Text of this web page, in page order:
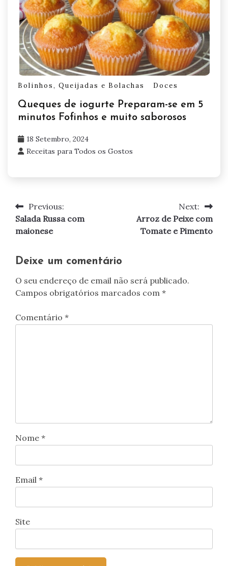
Bolinhos, Queijadas e Bolachas Doces
Queques de iogurte Preparam-se em 5
minutos Fofinhos e muito saborosos
18 Setembro, 2024
Receitas para Todos os Gostos
Navegação
de
Previous:
Salada Russa com
maionese
Next:
Arroz de Peixe com
Tomate e Pimento
Deixe um comentário
O seu endereço de email não será publicado.
Campos obrigatórios marcados com *
Comentário *
Nome *
Email *
Site